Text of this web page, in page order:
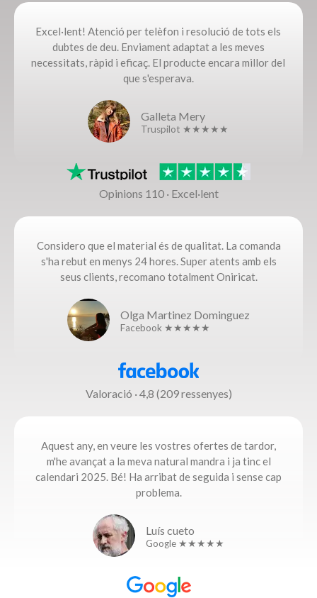
Excel·lent! Atenció per telèfon i resolució de tots els
dubtes de deu. Enviament adaptat a les meves
necessitats, ràpid i eficaç. El producte encara millor del
que s'esperava.
Galleta Mery
Truspilot ★★★★★
Opinions 110 · Excel·lent
Considero que el material és de qualitat. La comanda
s'ha rebut en menys 24 hores. Super atents amb els
seus clients, recomano totalment Oniricat.
Olga Martinez Dominguez
Facebook ★★★★★
Valoració · 4,8 (209 ressenyes)
Aquest any, en veure les vostres ofertes de tardor,
m'he avançat a la meva natural mandra i ja tinc el
calendari 2025. Bé! Ha arribat de seguida i sense cap
problema.​
Luís cueto
Google ★★★★★